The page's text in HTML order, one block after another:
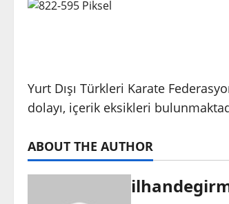
Yurt Dışı Türkleri Karate
dolayı, içerik eksikleri
ABOUT THE AUTHOR